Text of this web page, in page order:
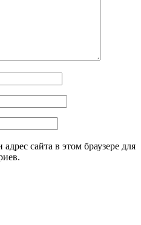
сайта в этом браузере для